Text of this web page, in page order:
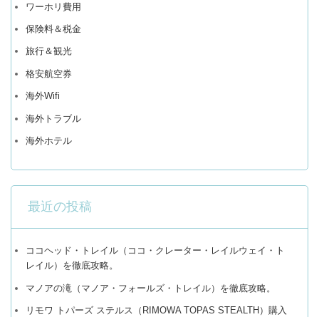
ワーホリ費用
保険料＆税金
旅行＆観光
格安航空券
海外Wifi
海外トラブル
海外ホテル
最近の投稿
ココヘッド・トレイル（ココ・クレーター・レイルウェイ・ト
レイル）を徹底攻略。
マノアの滝（マノア・フォールズ・トレイル）を徹底攻略。
リモワ トパーズ ステルス（RIMOWA TOPAS STEALTH）購入